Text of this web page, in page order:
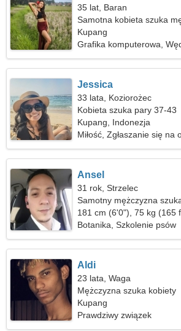
35 lat, Baran
Samotna kobieta szuka
Kupang
Grafika komputerowa,
Jessica
33 lata, Koziorożec
Kobieta szuka pary 37-43
Kupang, Indonezja
Miłość, Zgłaszanie się na
Ansel
31 rok, Strzelec
Samotny mężczyzna
181 cm (6'0"), 75 kg (165
Botanika, Szkolenie psów
Aldi
23 lata, Waga
Mężczyzna szuka kobiety
Kupang
Prawdziwy związek